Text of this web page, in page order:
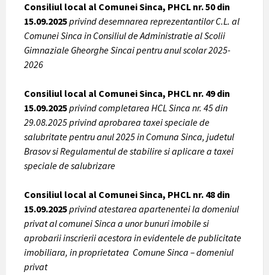
Consiliul local al Comunei Sinca, PHCL nr. 50 din
15.09.2025privind desemnarea reprezentantilor C.L. al
Comunei Sinca in Consiliul de Administratie al Scolii
Gimnaziale Gheorghe Sincai pentru anul scolar 2025-
2026
Consiliul local al Comunei Sinca, PHCL nr. 49 din
15.09.2025privind completarea HCL Sinca nr. 45 din
29.08.2025 privind aprobarea taxei speciale de
salubritate pentru anul 2025 in Comuna Sinca, judetul
Brasov si Regulamentul de stabilire si aplicare a taxei
speciale de salubrizare
Consiliul local al Comunei Sinca, PHCL nr. 48 din
15.09.2025privind atestarea apartenentei la domeniul
privat al comunei Sinca a unor bunuri imobile si
aprobarii inscrierii acestora in evidentele de publicitate
imobiliara, in proprietatea Comune Sinca – domeniul
privat